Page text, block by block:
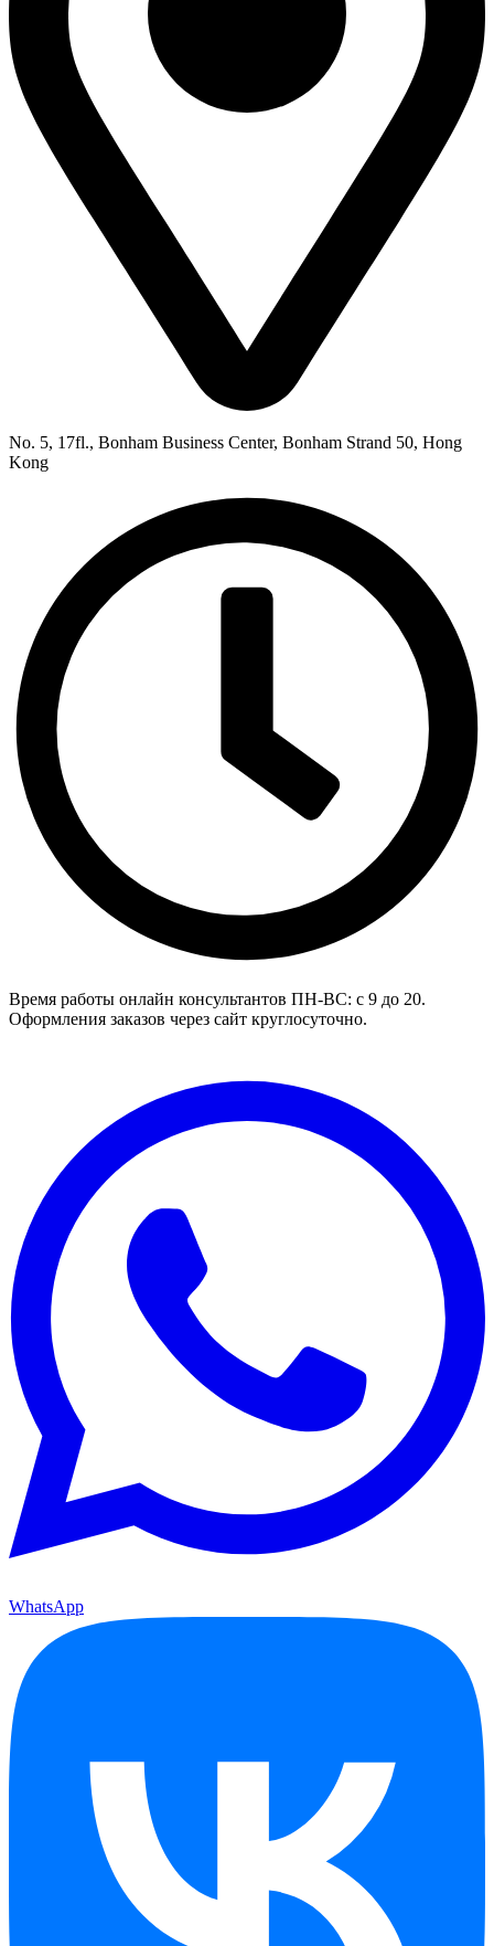
No. 5, 17fl., Bonham Business Center, Bonham Strand 50, Hong
Kong
Время работы онлайн консультантов ПН-ВС: с 9 до 20.
Оформления заказов через сайт круглосуточно.
WhatsApp